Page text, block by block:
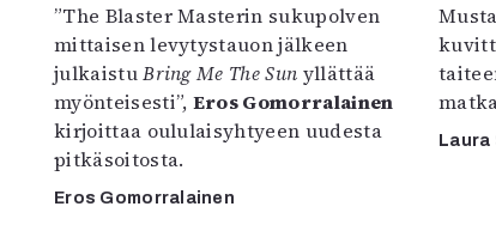
”The Blaster Masterin sukupolven
mittaisen levytystauon jälkeen
julkaistuBring Me The Sun yllättää
myönteisesti”, Eros Gomorralainen
kirjoittaa oululaisyhtyeen uudesta
pitkäsoitosta.
Eros Gomorralainen
Laura